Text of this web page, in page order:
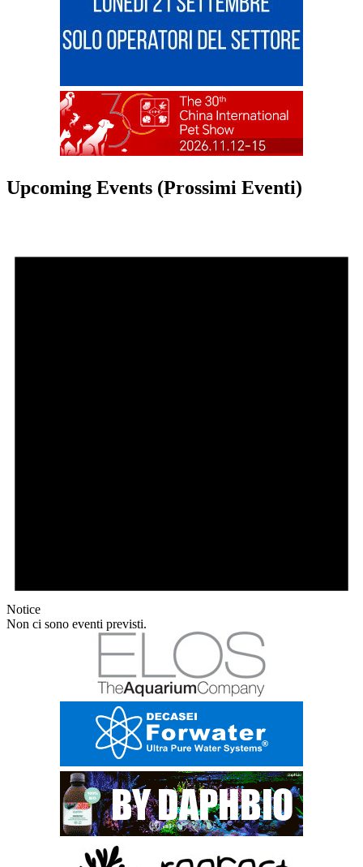
Upcoming Events (Prossimi Eventi)
Notice
Non ci sono eventi previsti.